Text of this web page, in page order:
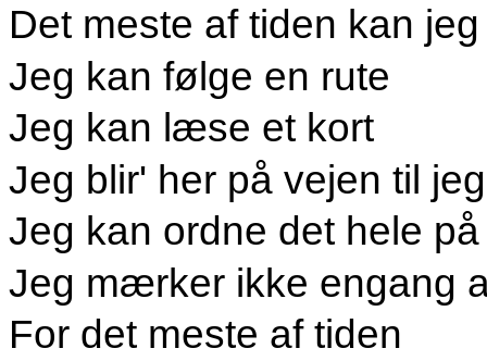
Det meste af tiden kan
Jeg kan følge en rute
Jeg kan læse et kort
Jeg blir' her på vejen til
Jeg kan ordne det hele
Jeg mærker ikke engang
For det meste af tiden